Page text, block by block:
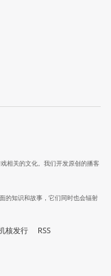
相关的文化。我们开发原创的播客
的知识和故事，它们同时也会辐射
核发行 RSS